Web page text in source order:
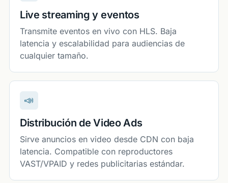
Live streaming y eventos
Transmite eventos en vivo con HLS. Baja
latencia y escalabilidad para audiencias de
cualquier tamaño.
📣
Distribución de Video Ads
Sirve anuncios en video desde CDN con baja
latencia. Compatible con reproductores
VAST/VPAID y redes publicitarias estándar.